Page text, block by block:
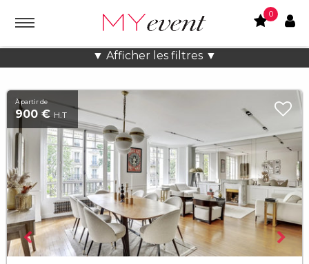
0
▼ Afficher les filtres ▼
Location lieux et salles atypiques
À partir de
900 € H.T